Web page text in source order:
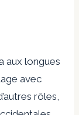
aux longues
avec
rôles,